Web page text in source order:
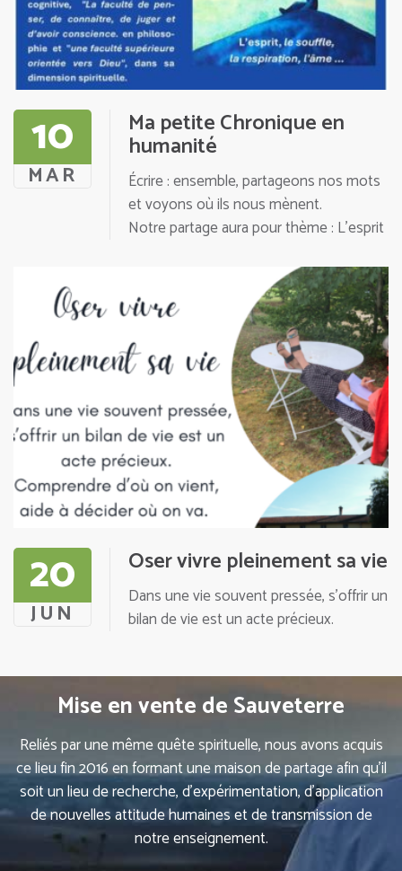
10
MAR
Ma petite Chronique en
humanité
Écrire : ensemble, partageons nos mots
et voyons où ils nous mènent.
Notre partage aura pour thème : L’esprit
20
JUN
Oser vivre pleinement sa vie
Dans une vie souvent pressée, s’offrir un
bilan de vie est un acte précieux.
Mise en vente de Sauveterre
Reliés par une même quête spirituelle, nous avons acquis
ce lieu fin 2016 en formant une maison de partage afin qu’il
soit un lieu de recherche, d’expérimentation, d’application
de nouvelles attitude humaines et de transmission de
notre enseignement.